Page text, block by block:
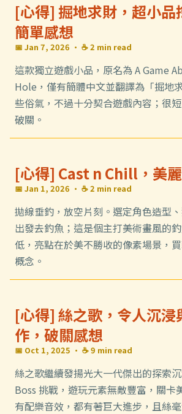
[心得] 掘地求財，超小品
簡單感想
📅 Jan 7, 2026 · ☕ 2 min read
這款獨立遊戲小品，原名為 A Game
Hole，僅有簡體中文並翻譯為「掘地
些俗氣，不過十分契合遊戲內容；很
破關。
[心得] Cast n Chill，美
📅 Jan 1, 2026 · ☕ 2 min read
拋線垂釣，放空片刻。選定角色造型
出發去釣魚；這是個主打美術畫風的
低，亮點在於美不勝收的像素場景，
概念。
[心得] 絲之歌，令人沉浸
作，破關感想
📅 Oct 1, 2025 · ☕ 9 min read
絲之歌繼續發揚光大一代傑出的探索
Boss 挑戰，遊玩元素無敵豐富，關卡
有配樂音效，都有著巨大進步，且絲